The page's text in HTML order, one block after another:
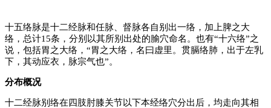
十五络脉是十二经脉和任脉、督脉各自别出一络，加上脾之大
络，总计15条，分别以其所别出处的腧穴命名。也有“十六络”之
说，包括胃之大络，“胃之大络，名曰虚里。贯膈络肺，出于左乳
下，其动应衣，脉宗气也”。
分布概况
十二经脉别络在四肢肘膝关节以下本经络穴分出后，均走向其相